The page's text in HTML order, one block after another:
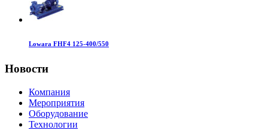
Lowara FHF4 125-400/550
Новости
Компания
Мероприятия
Оборудование
Технологии